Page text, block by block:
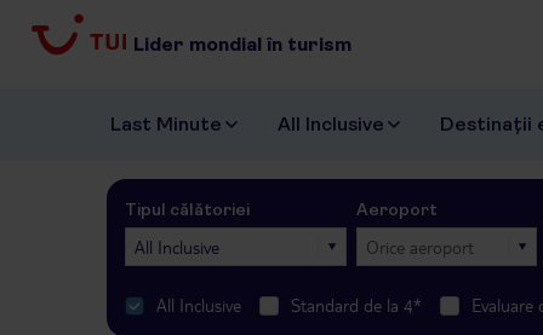
Lider mondial în turism
Last Minute All Inclusive Destinații
Tipul călătoriei
All Inclusive
Aeroport
Orice aeroport
All Inclusive Standard de la 4* Evaluare